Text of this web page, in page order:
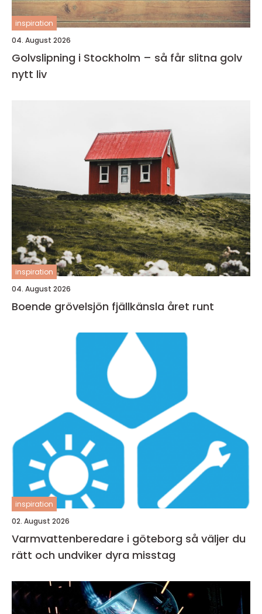
inspiration
04. August 2026
Golvslipning i Stockholm – så får slitna golv
nytt liv
inspiration
04. August 2026
Boende grövelsjön fjällkänsla året runt
inspiration
02. August 2026
Varmvattenberedare i göteborg så väljer du
rätt och undviker dyra misstag